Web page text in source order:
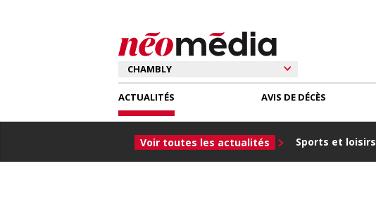
ACTUALITÉS
Voir toutes les actualités Sports et loisirs
AVIS DE DÉCÈS